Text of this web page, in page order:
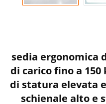
sedia ergonomica
di carico fino a
di statura elevata
schienale alto e